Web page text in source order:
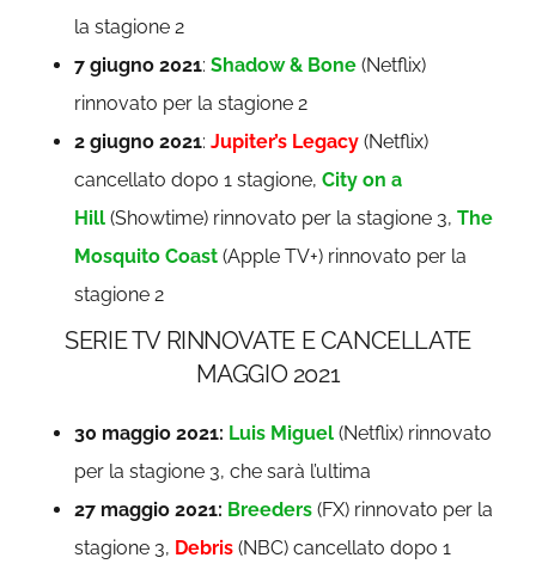
la stagione 2
7 giugno 2021:Shadow & Bone (Netflix)
rinnovato per la stagione 2
2 giugno 2021:Jupiter’s Legacy (Netflix)
cancellato dopo 1 stagione,City on a
Hill (Showtime) rinnovato per la stagione 3,The
Mosquito Coast (Apple TV+) rinnovato per la
stagione 2
SERIE TV RINNOVATE E CANCELLATE
MAGGIO 2021
30 maggio 2021: Luis Miguel (Netflix) rinnovato
per la stagione 3, che sarà l’ultima
27 maggio 2021: Breeders (FX) rinnovato per la
stagione 3, Debris (NBC) cancellato dopo 1